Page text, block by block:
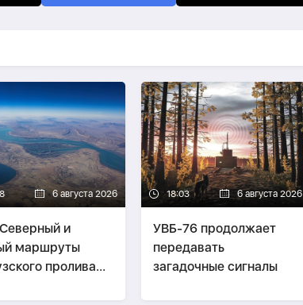
6 августа 2026
и
маршруты
пролива
18:03 6 августа 2026
УВБ-76 продолжает
передавать
загадочные сигналы